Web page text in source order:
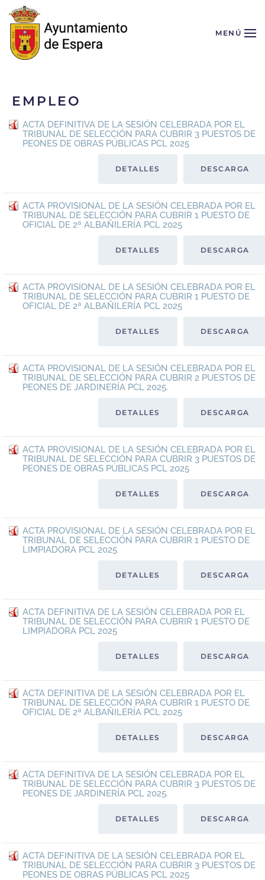
Skip to main content MENÚ
EMPLEO
ACTA DEFINITIVA DE LA SESIÓN CELEBRADA POR EL
TRIBUNAL DE SELECCIÓN PARA CUBRIR 3 PUESTOS DE
PEONES DE OBRAS PÚBLICAS PCL 2025
DESCARGA
DETALLES
ACTA PROVISIONAL DE LA SESIÓN CELEBRADA POR EL
TRIBUNAL DE SELECCIÓN PARA CUBRIR 1 PUESTO DE
OFICIAL DE 2ª ALBAÑILERÍA PCL 2025
DESCARGA
DETALLES
ACTA PROVISIONAL DE LA SESIÓN CELEBRADA POR EL
TRIBUNAL DE SELECCIÓN PARA CUBRIR 1 PUESTO DE
OFICIAL DE 2ª ALBAÑILERÍA PCL 2025
DESCARGA
DETALLES
ACTA PROVISIONAL DE LA SESIÓN CELEBRADA POR EL
TRIBUNAL DE SELECCIÓN PARA CUBRIR 2 PUESTOS DE
PEONES DE JARDINERÍA PCL 2025.
DESCARGA
DETALLES
ACTA PROVISIONAL DE LA SESIÓN CELEBRADA POR EL
TRIBUNAL DE SELECCIÓN PARA CUBRIR 3 PUESTOS DE
PEONES DE OBRAS PÚBLICAS PCL 2025
DESCARGA
DETALLES
ACTA PROVISIONAL DE LA SESIÓN CELEBRADA POR EL
TRIBUNAL DE SELECCIÓN PARA CUBRIR 1 PUESTO DE
LIMPIADORA PCL 2025
DESCARGA
DETALLES
ACTA DEFINITIVA DE LA SESIÓN CELEBRADA POR EL
TRIBUNAL DE SELECCIÓN PARA CUBRIR 1 PUESTO DE
LIMPIADORA PCL 2025
DESCARGA
DETALLES
ACTA DEFINITIVA DE LA SESIÓN CELEBRADA POR EL
TRIBUNAL DE SELECCIÓN PARA CUBRIR 1 PUESTO DE
OFICIAL DE 2ª ALBAÑILERÍA PCL 2025
DESCARGA
DETALLES
ACTA DEFINITIVA DE LA SESIÓN CELEBRADA POR EL
TRIBUNAL DE SELECCIÓN PARA CUBRIR 3 PUESTOS DE
PEONES DE JARDINERÍA PCL 2025.
DESCARGA
DETALLES
ACTA DEFINITIVA DE LA SESIÓN CELEBRADA POR EL
TRIBUNAL DE SELECCIÓN PARA CUBRIR 3 PUESTOS DE
PEONES DE OBRAS PÚBLICAS PCL 2025